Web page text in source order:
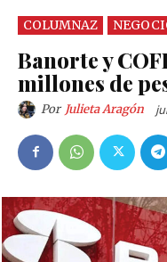
COLUMNAZ
Banorte y
millones de
Por Julieta Aragón